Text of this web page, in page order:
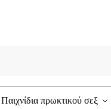
Παιχνίδια πρωκτικού σεξ